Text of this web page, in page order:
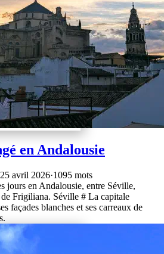
en Andalousie
avril 2026·1095 mots
jours en Andalousie, entre Séville,
Frigiliana. Séville # La capitale
façades blanches et ses carreaux de